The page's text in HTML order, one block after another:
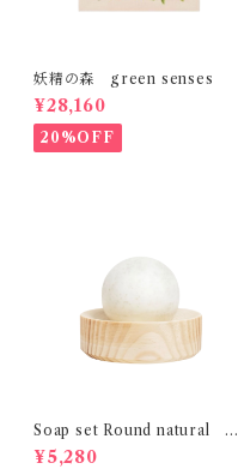
妖精の森 green senses
¥28,160
20%OFF
Soap set Round natural H
ETKINEN
¥5,280